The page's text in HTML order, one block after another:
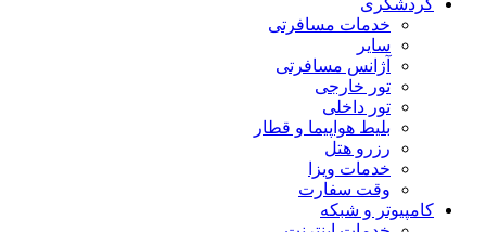
گردشگری
خدمات مسافرتی
سایر
آژانس مسافرتی
تور خارجی
تور داخلی
بلیط هواپیما و قطار
رزرو هتل
خدمات ویزا
وقت سفارت
کامپیوتر و شبکه